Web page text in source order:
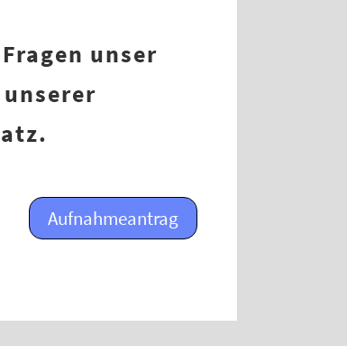
unser
Aufnahmeantrag